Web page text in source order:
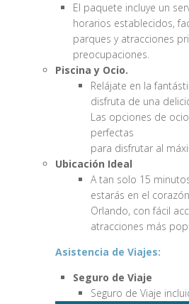
El paquete incluye un
horarios establecidos,
parques y atracciones
preocupaciones.
Piscina y Ocio.
Relájate en la
disfruta de una
Las opciones de
perfectas
para disfrutar al
Ubicación Ideal
A tan solo 15
estarás en el
Orlando, con fácil
atracciones más
Asistencia de Viajes:
Seguro de Viaje
Seguro de Viaje